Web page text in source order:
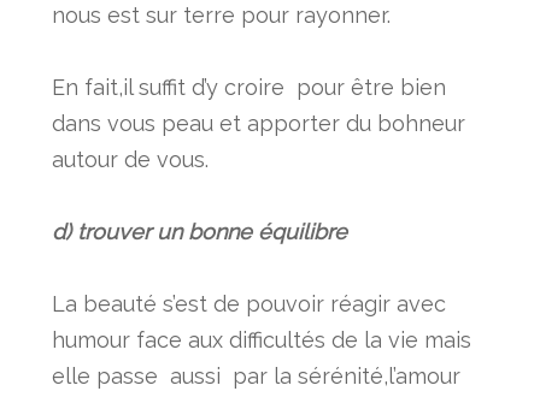
nous est sur terre pour rayonner.
En fait,il suffit d’y croire pour être bien
dans vous peau et apporter du bohneur
autour de vous.
d) trouver un bonne équilibre
La beauté s’est de pouvoir réagir avec
humour face aux difficultés de la vie mais
elle passe aussi par la sérénité,l’amour